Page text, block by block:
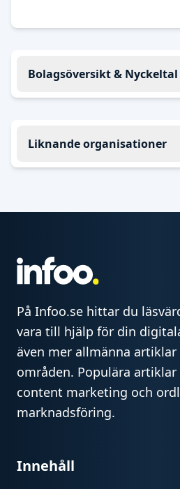
Bolagsöversikt & Nyckeltal
Liknande organisationer
På Infoo.se hittar du
vara till hjälp för din
även mer allmänna
områden. Populära
content marketing och
marknadsföring.
Innehåll